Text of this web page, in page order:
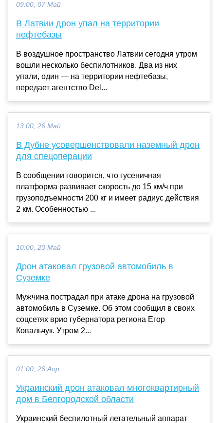
09:00, 07 Май
В Латвии дрон упал на территории
нефтебазы
В воздушное пространство Латвии сегодня утром
вошли несколько беспилотников. Два из них
упали, один — на территории нефтебазы,
передает агентство Del...
13:00, 26 Май
В Дубне усовершенствовали наземный дрон
для спецоперации
В сообщении говорится, что гусеничная
платформа развивает скорость до 15 км/ч при
грузоподъемности 200 кг и имеет радиус действия
2 км. Особенностью ...
10:00, 20 Май
Дрон атаковал грузовой автомобиль в
Суземке
Мужчина пострадал при атаке дрона на грузовой
автомобиль в Суземке. Об этом сообщил в своих
соцсетях врио губернатора региона Егор
Ковальчук. Утром 2...
01:00, 26 Апр
Украинский дрон атаковал многоквартирный
дом в Белгородской области
Украинский беспилотный летательный аппарат